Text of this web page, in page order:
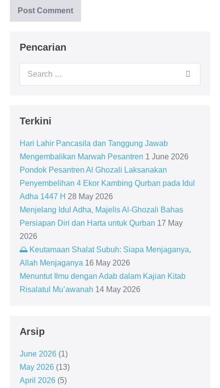
Pencarian
Search
Terkini
Hari Lahir Pancasila dan Tanggung Jawab
Mengembalikan Marwah Pesantren 1 June 2026
Pondok Pesantren Al Ghozali Laksanakan
Penyembelihan 4 Ekor Kambing Qurban pada Idul
Adha 1447 H 28 May 2026
Menjelang Idul Adha, Majelis Al-Ghozali Bahas
Persiapan Diri dan Harta untuk Qurban 17 May
2026
🌅 Keutamaan Shalat Subuh: Siapa Menjaganya,
Allah Menjaganya 16 May 2026
Menuntut Ilmu dengan Adab dalam Kajian Kitab
Risalatul Mu’awanah 14 May 2026
Arsip
June 2026 (1)
May 2026 (13)
April 2026 (5)